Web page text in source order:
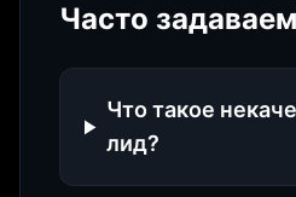
Часто
Что такое
лид?